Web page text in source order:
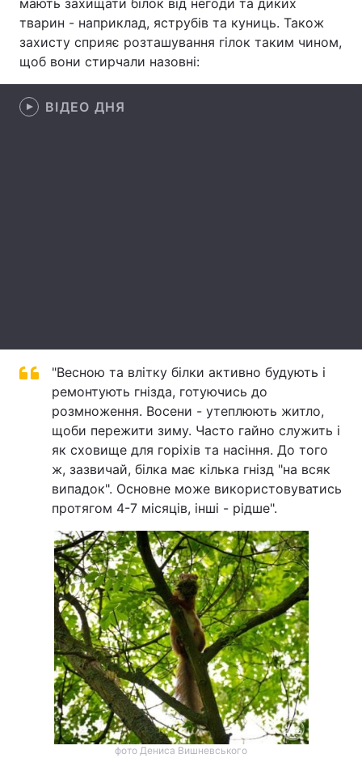
Екологія Регіони
Лонгріди
Відео з Youtube
Тема оформлення
мають захищати білок від негоди та диких
тварин - наприклад, яструбів та куниць. Також
захисту сприяє розташування гілок таким чином,
щоб вони стирчали назовні:
ВІДЕО ДНЯ
"Весною та влітку білки активно будують і
ремонтують гнізда, готуючись до
розмноження. Восени - утеплюють житло,
щоби пережити зиму. Часто гайно служить і
як сховище для горіхів та насіння. До того
ж, зазвичай, білка має кілька гнізд "на всяк
випадок". Основне може використовуватись
протягом 4-7 місяців, інші - рідше".
фото Дениса Вишневського